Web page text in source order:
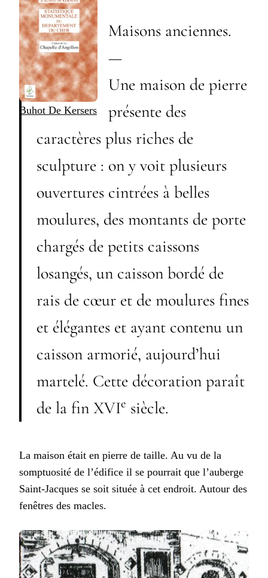
Buhot De Kersers
Maisons anciennes.
—
Une maison de pierre
présente des
caractères plus riches de
sculpture : on y voit plusieurs
ouvertures cintrées à belles
moulures, des montants de porte
chargés de petits caissons
losangés, un caisson bordé de
rais de cœur et de moulures fines
et élégantes et ayant contenu un
caisson armorié, aujourd’hui
martelé. Cette décoration paraît
de la fin XVIe siècle.
La maison était en pierre de taille. Au vu de la
somptuosité de l’édifice il se pourrait que l’auberge
Saint-Jacques se soit située à cet endroit. Autour des
fenêtres des macles.